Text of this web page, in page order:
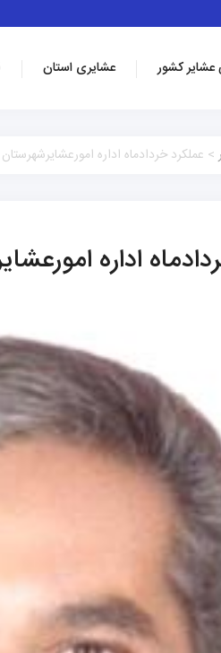
کشور عشایری استان
> عملکرد خردادماه اداره
اداره